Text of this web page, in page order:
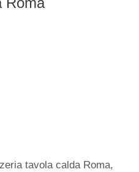
tavola calda Roma,